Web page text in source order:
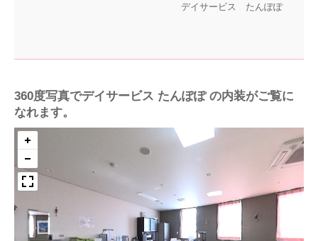
デイサービス たんぽぽ
360度写真でデイサービス たんぽぽ の内装がご覧に
なれます。